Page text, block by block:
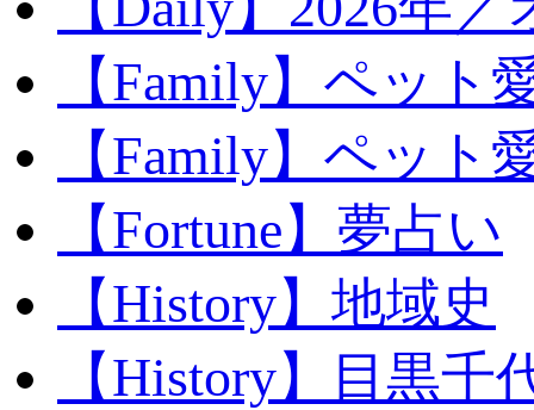
【Family】ペット
【Family】ペット
【Fortune】夢占い
【History】地域史
【History】目黒千